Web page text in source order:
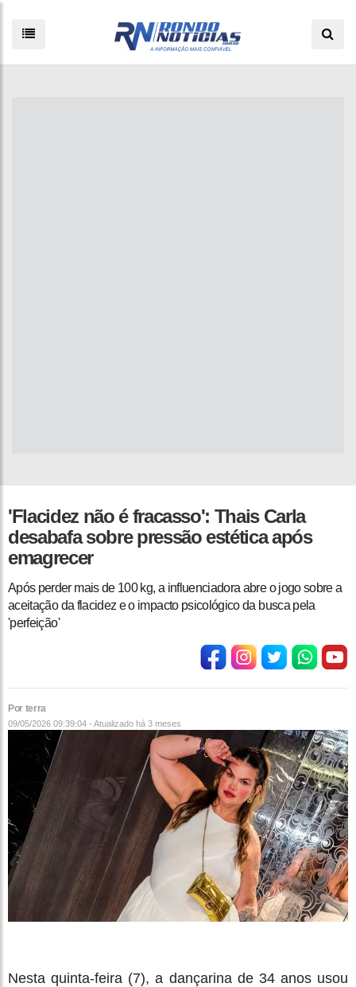
'Flacidez não é fracasso': Thais Carla
desabafa sobre pressão estética após
emagrecer
Após perder mais de 100 kg, a influenciadora abre o jogo sobre a
aceitação da flacidez e o impacto psicológico da busca pela
'perfeição'
Por terra
09/05/2026 09:39:04 - Atualizado há 3 meses
Nesta quinta-feira (7), a dançarina de 34 anos usou